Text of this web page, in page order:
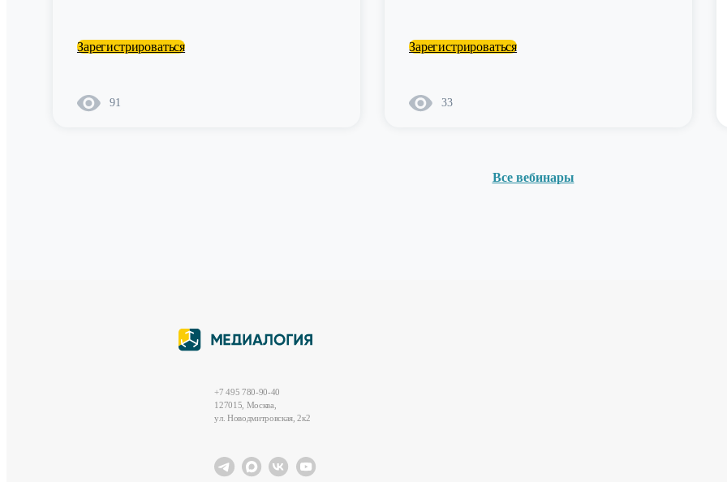
Зарегистрироваться
91
Зарегистрироваться
33
Все вебинары
+7 495 780-90-40
127015, Москва,
ул. Новодмитровская, 2к2